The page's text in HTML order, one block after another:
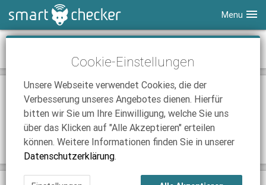
Menu
Smartphone Vergleich
Anbieter
iPhone Tarifvergleich
News
Ratgeber
Tarifvergleich
Tablet Vergleich
Surfsticks
iPad Tarifvergleich
News
Tarifvergleich
Internetanbieter
DSL Tarife
News
SmartChecker TV
25.09.2023 | 19:02
Deutschland: Handynetze werden immer besser
Bundesweite 5G-Abdeckung auf Höchstniveau.
Weiterlesen
Cookie-Einstellungen
Unsere Webseite verwendet Cookies, die der
Verbesserung unseres Angebotes dienen. Hierfür
bitten wir Sie um Ihre Einwilligung, welche Sie uns
über das Klicken auf "Alle Akzeptieren" erteilen
können. Weitere Informationen finden Sie in unserer
Datenschutzerklärung.